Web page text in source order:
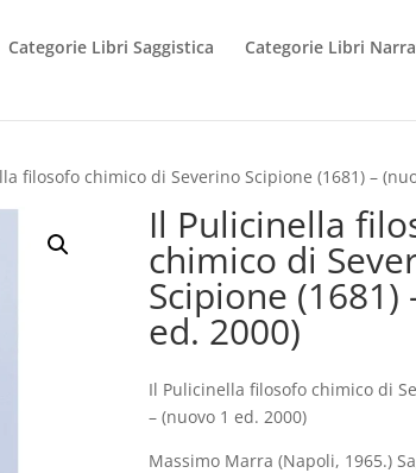
Categorie Libri Saggistica Categorie Libri
filosofo chimico di Severino Scipione (1681) –
Il Pulicinella
chimico di
Scipione (1681)
ed. 2000)
Il Pulicinella filosofo chimico di
– (nuovo 1 ed. 2000)
Massimo Marra (Napoli, 1965.)